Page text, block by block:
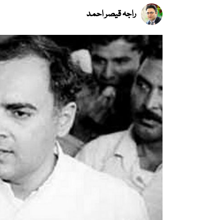
راجہ قیصر احمد